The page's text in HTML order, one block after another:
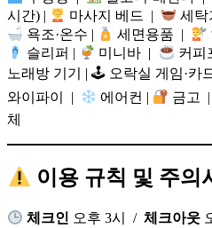
시간) |
마사지 베드 | 세탁
욕조·온수 |
세면용품 |
슬리퍼 |
미니바 | 커피
노래방 기기 | 🕹 오락실 게임·카
와이파이 |
에어컨 | 금고 |
체
이용 규칙 및 주의
체크인 오후 3시 /체크아웃